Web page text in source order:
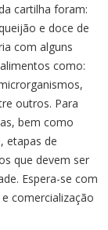
cartilha foram:
e doce de
com alguns
como:
outros. Para
bem como
etapas de
que devem ser
Espera-se com
comercialização